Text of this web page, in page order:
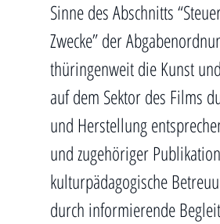
Sinne des Abschnitts
Zwecke” der
thüringenweit die Kunst
auf dem Sektor des Films
und Herstellung
und zugehöriger
kulturpädagogische
durch informierende